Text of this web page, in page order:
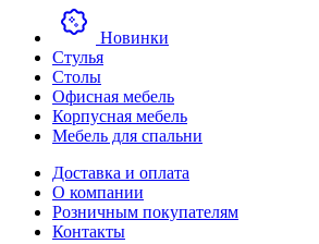
Новинки
Стулья
Столы
Офисная мебель
Корпусная мебель
Мебель для спальни
Доставка и оплата
О компании
Розничным покупателям
Контакты